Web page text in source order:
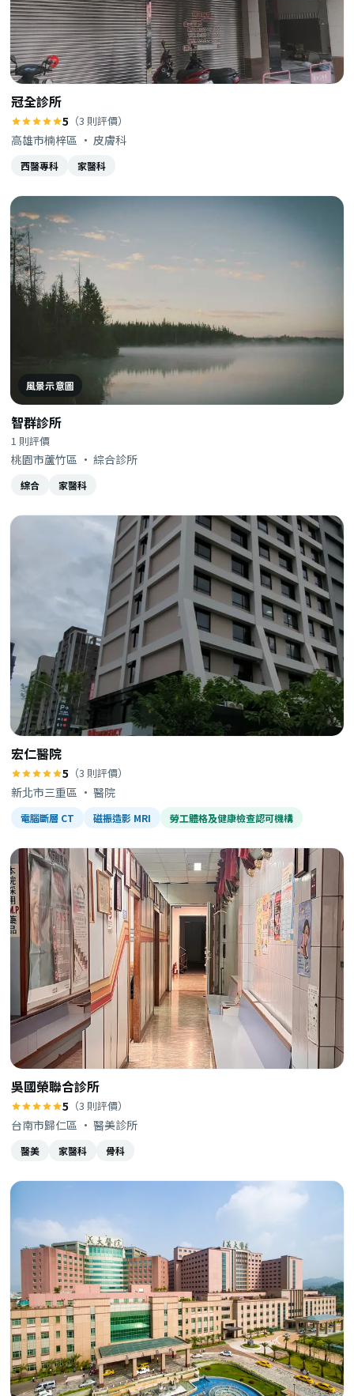
冠全診所
5 （3 則評價）
高雄市楠梓區 · 皮膚科
西醫專科 家醫科
風景示意圖
智群診所
1 則評價
桃園市蘆竹區 · 綜合診所
綜合 家醫科
宏仁醫院
5 （3 則評價）
新北市三重區 · 醫院
電腦斷層 CT 磁振造影 MRI 勞工體格及健康檢查認可機構
吳國榮聯合診所
5 （3 則評價）
台南市歸仁區 · 醫美診所
醫美 家醫科 骨科